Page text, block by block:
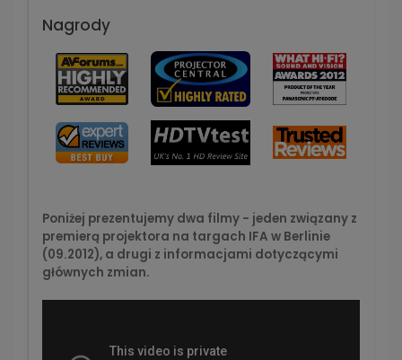
Nagrody
Poniżej prezentujemy dwa filmy - jeden związany z
premierą projektora na targach IFA w Berlinie
(09.2012), a drugi z informacjami dotyczącymi
głównych zmian.